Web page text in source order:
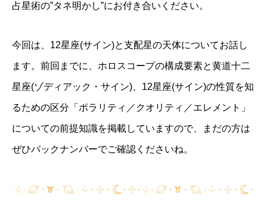
占星術の”タネ明かし”にお付き合いください。
今回は、12星座(サイン)と支配星の天体についてお話し
ます。前回までに、ホロスコープの構成要素と黄道十二
星座(ゾディアック・サイン)、12星座(サイン)の性質を知
るための区分「ポラリティ／クオリティ／エレメント」
についての前提知識を掲載していますので、まだの方は
ぜひバックナンバーでご確認くださいね。